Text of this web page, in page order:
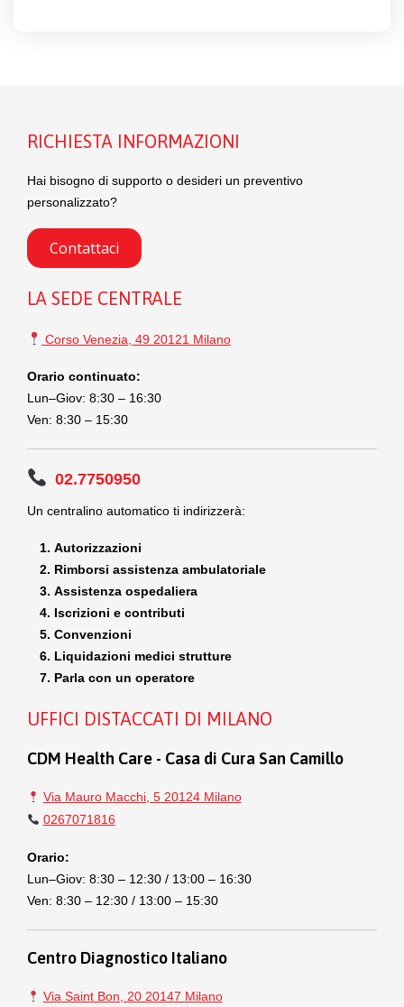
RICHIESTA INFORMAZIONI
Hai bisogno di supporto o desideri un preventivo
personalizzato?
Contattaci
LA SEDE CENTRALE
Corso Venezia, 49 20121 Milano
Orario continuato:
Lun–Giov: 8:30 – 16:30
Ven: 8:30 – 15:30
02.7750950
Un centralino automatico ti indirizzerà:
Autorizzazioni
Rimborsi assistenza ambulatoriale
Assistenza ospedaliera
Iscrizioni e contributi
Convenzioni
Liquidazioni medici strutture
Parla con un operatore
UFFICI DISTACCATI DI MILANO
CDM Health Care - Casa di Cura San Camillo
Via Mauro Macchi, 5 20124 Milano
0267071816
Orario:
Lun–Giov: 8:30 – 12:30 / 13:00 – 16:30
Ven: 8:30 – 12:30 / 13:00 – 15:30
Centro Diagnostico Italiano
Via Saint Bon, 20 20147 Milano